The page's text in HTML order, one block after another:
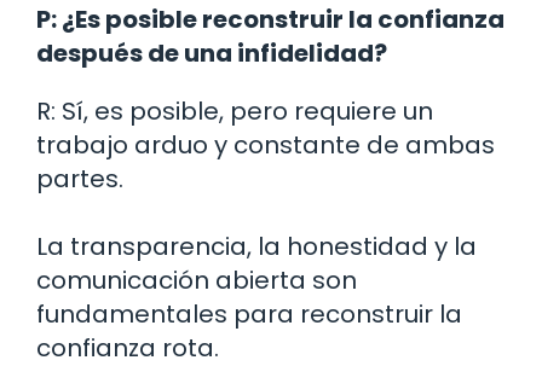
P: ¿Es posible reconstruir la confianza
después de una infidelidad?
R: Sí, es posible, pero requiere un
trabajo arduo y constante de ambas
partes.
La transparencia, la honestidad y la
comunicación abierta son
fundamentales para reconstruir la
confianza rota.